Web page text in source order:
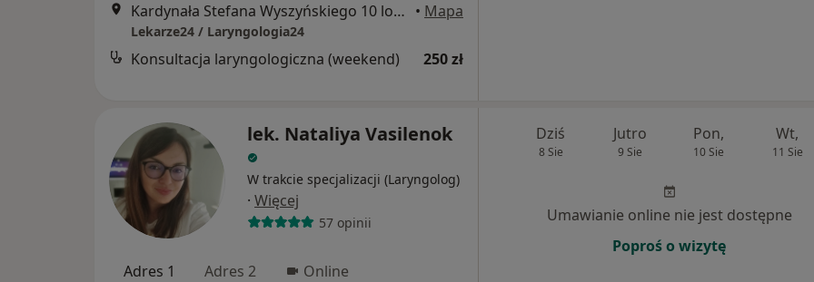
Kardynała Stefana Wyszyńskiego 10 lok. U8, Białystok • Mapa
Lekarze24 / Laryngologia24
Konsultacja laryngologiczna (weekend) 250 zł
lek. Nataliya Vasilenok
W trakcie specjalizacji (Laryngolog)
· Więcej
57 opinii
Adres 1 Adres 2 Online
Dziś
8 Sie
Jutro
9 Sie
Pon,
10 Sie
Wt,
11 Sie
Umawianie online nie jest dostępne
Poproś o wizytę